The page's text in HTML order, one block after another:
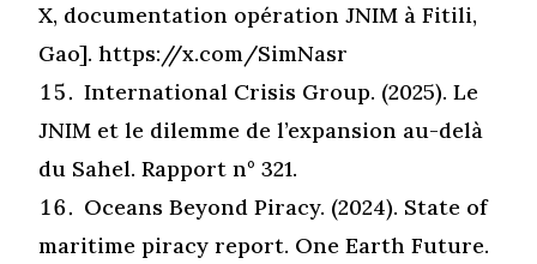
X, documentation opération JNIM à Fitili,
Gao]. https://x.com/SimNasr
International Crisis Group. (2025). Le
JNIM et le dilemme de l’expansion au-delà
du Sahel.Rapport n° 321.
Oceans Beyond Piracy. (2024). State of
maritime piracy report. One Earth Future.